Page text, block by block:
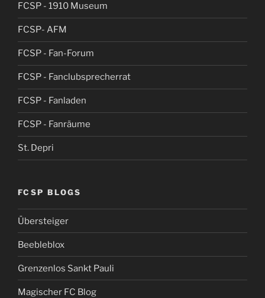
FCSP - 1910 Museum
FCSP- AFM
FCSP - Fan-Forum
FCSP - Fanclubsprecherrat
FCSP - Fanladen
FCSP - Fanräume
St. Depri
FCSP BLOGS
Übersteiger
Beebleblox
Grenzenlos Sankt Pauli
Magischer FC Blog